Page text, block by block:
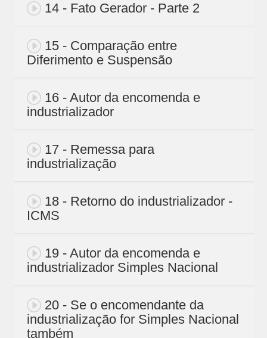
14 - Fato Gerador - Parte 2
15 - Comparação entre
Diferimento e Suspensão
16 - Autor da encomenda e
industrializador
17 - Remessa para
industrialização
18 - Retorno do industrializador -
ICMS
19 - Autor da encomenda e
industrializador Simples Nacional
20 - Se o encomendante da
industrialização for Simples Nacional
também